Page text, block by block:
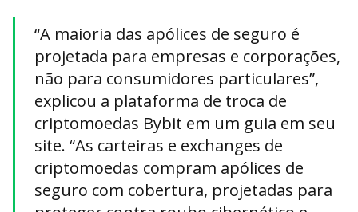
“A maioria das apólices de seguro é
projetada para empresas e corporações,
não para consumidores particulares”,
explicou a plataforma de troca de
criptomoedas Bybit em um guia em seu
site. “As carteiras e exchanges de
criptomoedas compram apólices de
seguro com cobertura, projetadas para